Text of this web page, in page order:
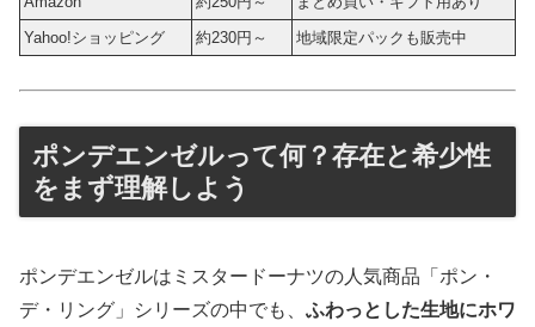
Yahoo!ショッピング
約230円～ 地域限定パックも販売中
ポンデエンゼルって何？存在と希少性
をまず理解しよう
ポンデエンゼルはミスタードーナツの人気商品「ポン・
デ・リング」シリーズの中でも、 ふわっとした生地にホワ